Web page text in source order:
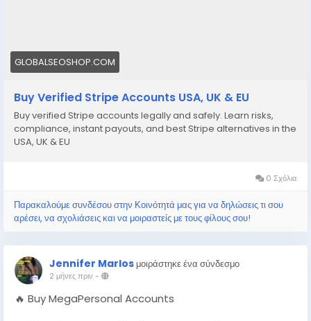
GLOBALSEOSHOP.COM
Buy Verified Stripe Accounts USA, UK & EU
Buy verified Stripe accounts legally and safely. Learn risks,
compliance, instant payouts, and best Stripe alternatives in the
USA, UK & EU
0 Σχόλια
Παρακαλούμε συνδέσου στην Κοινότητά μας για να δηλώσεις τι σου
αρέσει, να σχολιάσεις και να μοιραστείς με τους φίλους σου!
Jennifer Marlos μοιράστηκε ένα σύνδεσμο
2 μήνες πριν -
🔥 Buy MegaPersonal Accounts